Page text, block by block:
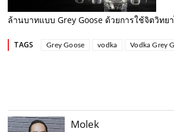
ล้านบาทแบบ Grey Goose ด้วยการใช้จิตวิทย
TAGS Grey Goose vodka Vodka Grey
Molek